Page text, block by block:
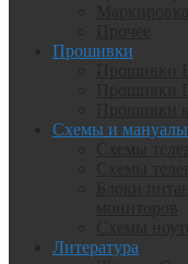
Прошивки
Схемы и мануалы
Литература